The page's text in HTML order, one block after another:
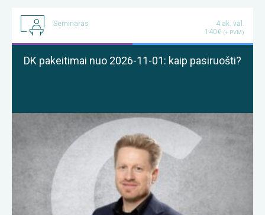
Seminaras
4 ak. val.
140€ (+ PVM)
DK pakeitimai nuo 2026-11-01: kaip pasiruošti?